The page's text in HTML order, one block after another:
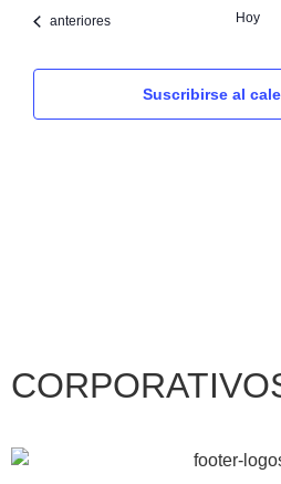
Eventos
anteriores Hoy
Suscribirse al